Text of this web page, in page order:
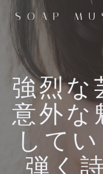
SOAP
強烈な
意外な
して
弾く